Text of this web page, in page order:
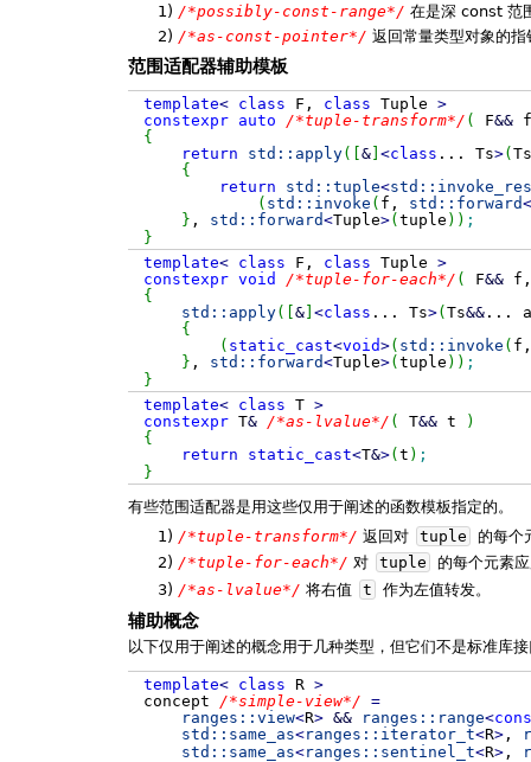
1) /*possibly-const-range*/ 在是深 const 范
2) /*as-const-pointer*/ 返回常量类型对象的指
范围适配器辅助模板
template< class F, class Tuple >
constexpr
auto /*tuple-transform*/ ( F&&f,
{
return
std:: apply( &] <class ... Ts>( Ts
{
return
std:: tuple<std::
( std:: invoke ( f, std:: forward<
} , std:: forward<Tuple>( tuple ) ) ;
}
template< class F, class Tuple >
constexpr void /*tuple-for-each*/ ( F&&f,
{
std:: apply( &] <class ... Ts>( Ts&&...
{
( static_cast<void>( std:: invoke (
} , std:: forward<Tuple>( tuple ) ) ;
}
template< class T >
constexprT& /*as-lvalue*/ ( T&&t
)
{
return
static_cast<T&>( t ) ;
}
有些范围适配器是用这些仅用于阐述的函数模板指定的。
1) /*tuple-transform*/ 返回对 tuple
的每个
2) /*tuple-for-each*/ 对 tuple
的每个元素
3) /*as-lvalue*/ 将右值 t 作为左值转发。
辅助概念
以下仅用于阐述的概念用于几种类型，但它们不是标准库
template< class R >
concept /*simple-view*/ =
ranges:: view<R> && ranges:: range<
std:: same_as<ranges:: iterator_t<R>,
std:: same_as<ranges:: sentinel_t<R>,